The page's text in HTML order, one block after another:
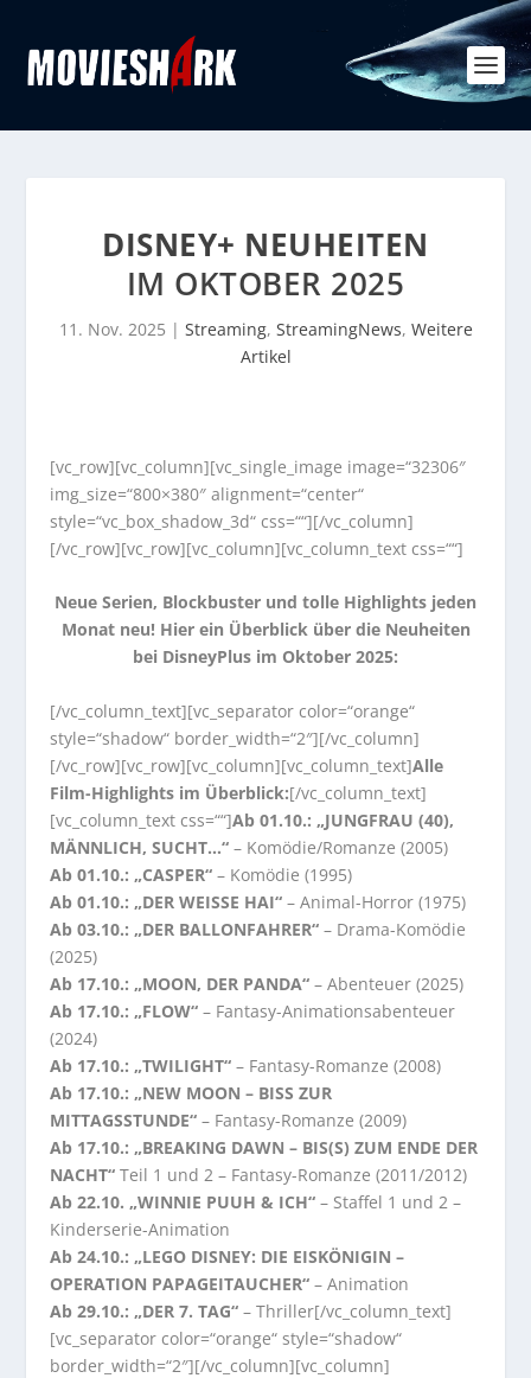
DISNEY+ NEUHEITEN
IM OKTOBER 2025
11. Nov. 2025 | Streaming, StreamingNews, Weitere
Artikel
[vc_row][vc_column][vc_single_image image=“32306″
img_size=“800×380″ alignment=“center“
style=“vc_box_shadow_3d“ css=““][/vc_column]
[/vc_row][vc_row][vc_column][vc_column_text css=““]
Neue Serien, Blockbuster und tolle Highlights jeden
Monat neu! Hier ein Überblick über die Neuheiten
bei DisneyPlus im Oktober 2025:
[/vc_column_text][vc_separator color=“orange“
style=“shadow“ border_width=“2″][/vc_column]
[/vc_row][vc_row][vc_column][vc_column_text]Alle
Film-Highlights im Überblick:[/vc_column_text]
[vc_column_text css=““]Ab 01.10.: „JUNGFRAU (40),
MÄNNLICH, SUCHT…“ – Komödie/Romanze (2005)
Ab 01.10.: „CASPER“ – Komödie (1995)
Ab 01.10.: „DER WEISSE HAI“ – Animal-Horror (1975)
Ab 03.10.: „DER BALLONFAHRER“ – Drama-Komödie
(2025)
Ab 17.10.: „MOON, DER PANDA“ – Abenteuer (2025)
Ab 17.10.: „FLOW“ – Fantasy-Animationsabenteuer
(2024)
Ab 17.10.: „TWILIGHT“ – Fantasy-Romanze (2008)
Ab 17.10.: „NEW MOON – BISS ZUR
MITTAGSSTUNDE“ – Fantasy-Romanze (2009)
Ab 17.10.: „BREAKING DAWN – BIS(S) ZUM ENDE DER
NACHT“ Teil 1 und 2 – Fantasy-Romanze (2011/2012)
Ab 22.10. „WINNIE PUUH & ICH“ – Staffel 1 und 2 –
Kinderserie-Animation
Ab 24.10.: „LEGO DISNEY: DIE EISKÖNIGIN –
OPERATION PAPAGEITAUCHER“ – Animation
Ab 29.10.: „DER 7. TAG“ – Thriller[/vc_column_text]
[vc_separator color=“orange“ style=“shadow“
border_width=“2″][/vc_column][vc_column]